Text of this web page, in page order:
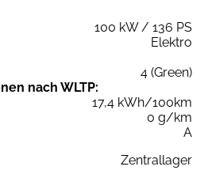
100 kW / 136 PS
Elektro
4 (Green)
nach WLTP:
17,4 kWh/100km
0 g/km
A
Zentrallager